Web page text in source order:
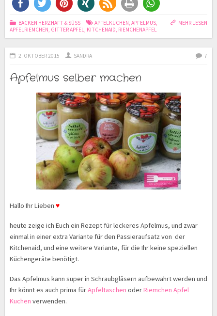
MEHR LESEN
BACKEN HERZHAFT & SÜSS APFELKUCHEN,APFELMUS,
APFELRIEMCHEN, GITTER APFEL, KITCHENAID, RIEMCHENAPFEL
2. OKTOBER 2015 SANDRA 7
Apfelmus selber machen
Hallo Ihr Lieben ♥
heute zeige ich Euch ein Rezept für leckeres Apfelmus, und zwar
einmal in einer extra Variante für den Passieraufsatz von der
Kitchenaid, und eine weitere Variante, für die Ihr keine speziellen
Küchengeräte benötigt.
Das Apfelmus kann super in Schraubgläsern aufbewahrt werden und
Ihr könnt es auch prima fürApfeltaschen oderRiemchen Apfel
Kuchen verwenden.